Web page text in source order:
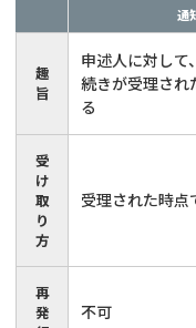
通
趣
旨
申述人に対して
続きが受理され
る
受
け
取
り
方
受理された時点
再
発
不可